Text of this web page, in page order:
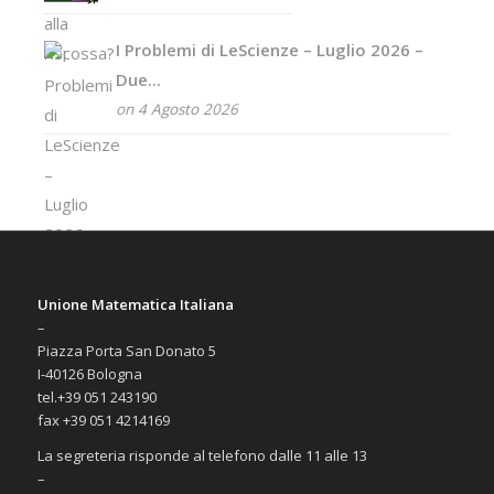
I Problemi di LeScienze – Luglio 2026 –
Due...
on 4 Agosto 2026
Unione Matematica Italiana
–
Piazza Porta San Donato 5
I-40126 Bologna
tel.+39 051 243190
fax +39 051 4214169
La segreteria risponde al telefono dalle 11 alle 13
–